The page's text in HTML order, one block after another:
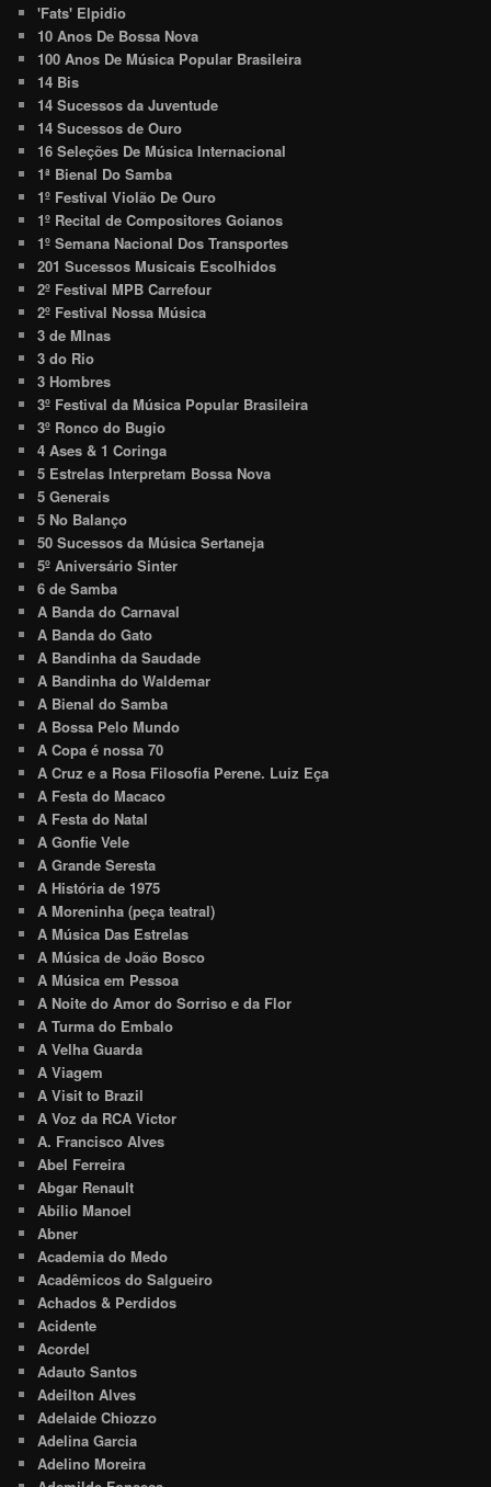
'Fats' Elpidio
10 Anos De Bossa Nova
100 Anos De Música Popular Brasileira
14 Bis
14 Sucessos da Juventude
14 Sucessos de Ouro
16 Seleções De Música Internacional
1ª Bienal Do Samba
1º Festival Violão De Ouro
1º Recital de Compositores Goianos
1º Semana Nacional Dos Transportes
201 Sucessos Musicais Escolhidos
2º Festival MPB Carrefour
2º Festival Nossa Música
3 de MInas
3 do Rio
3 Hombres
3º Festival da Música Popular Brasileira
3º Ronco do Bugio
4 Ases & 1 Coringa
5 Estrelas Interpretam Bossa Nova
5 Generais
5 No Balanço
50 Sucessos da Música Sertaneja
5º Aniversário Sinter
6 de Samba
A Banda do Carnaval
A Banda do Gato
A Bandinha da Saudade
A Bandinha do Waldemar
A Bienal do Samba
A Bossa Pelo Mundo
A Copa é nossa 70
A Cruz e a Rosa Filosofia Perene. Luiz Eça
A Festa do Macaco
A Festa do Natal
A Gonfie Vele
A Grande Seresta
A História de 1975
A Moreninha (peça teatral)
A Música Das Estrelas
A Música de João Bosco
A Música em Pessoa
A Noite do Amor do Sorriso e da Flor
A Turma do Embalo
A Velha Guarda
A Viagem
A Visit to Brazil
A Voz da RCA Victor
A. Francisco Alves
Abel Ferreira
Abgar Renault
Abílio Manoel
Abner
Academia do Medo
Acadêmicos do Salgueiro
Achados & Perdidos
Acidente
Acordel
Adauto Santos
Adeilton Alves
Adelaide Chiozzo
Adelina Garcia
Adelino Moreira